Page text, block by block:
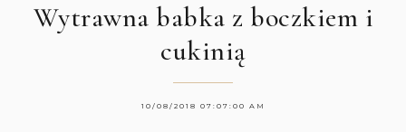
Wytrawna babka z boczkiem i
cukinią
10/08/2018 07:07:00 AM